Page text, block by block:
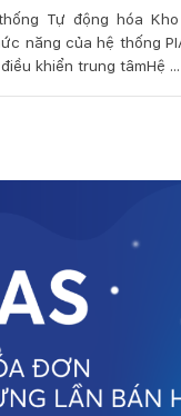
Tự động hóa Kho
năng của hệ thống
khiển trung tâmHệ ...